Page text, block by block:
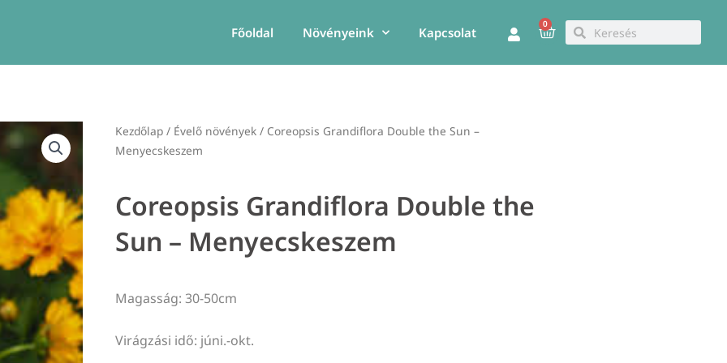
Főoldal Növényeink Kapcsolat
0
KosárKeresésKeresés
Kezdőlap / Évelő növények / Coreopsis Grandiflora Double the Sun –
Menyecskeszem
Coreopsis Grandiflora Double the
Sun – Menyecskeszem
Magasság: 30-50cm
Virágzási idő: júni.-okt.